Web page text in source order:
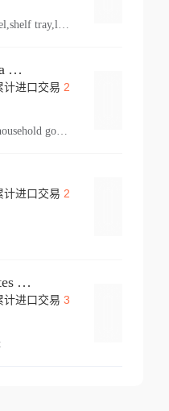
Russell James Cornelia Arlington Va
计进口交易 2
personal effect,used household goods
计进口交易 2
Dpm Draexlmaier Partes Automotrices Corr Ind Huejotzingo
计进口交易 3